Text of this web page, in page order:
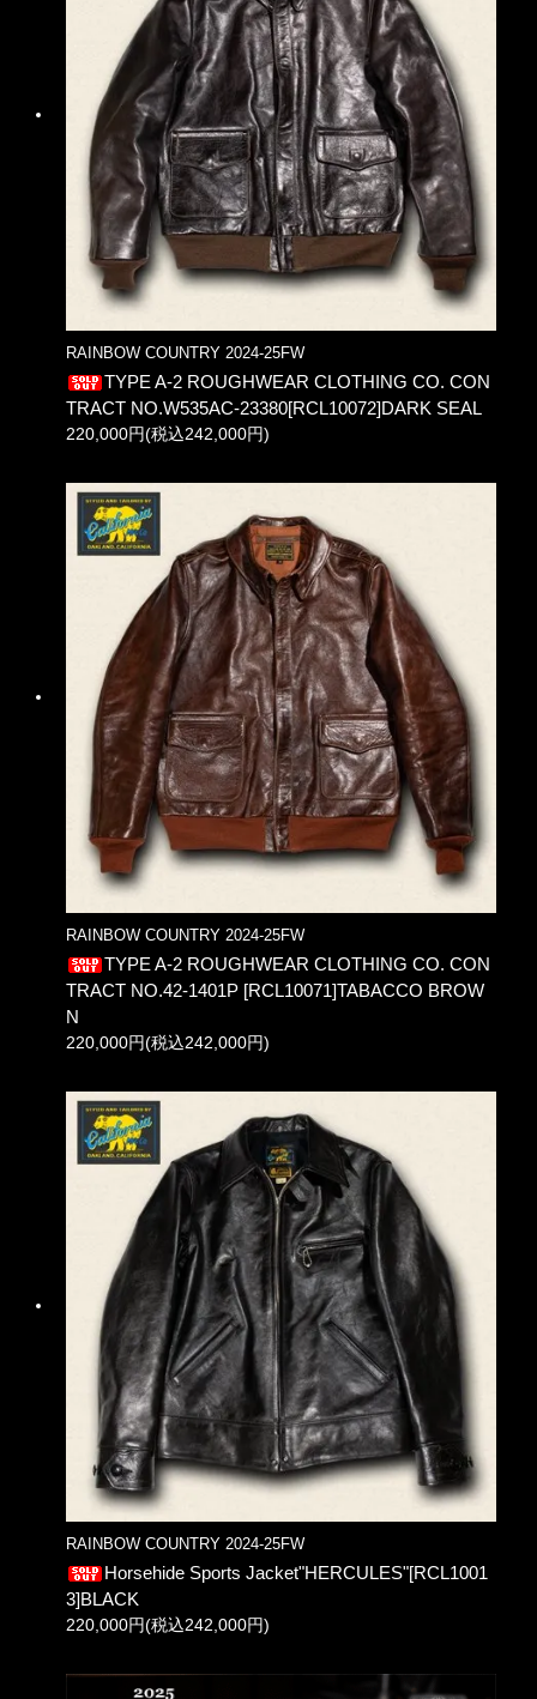
RAINBOW COUNTRY 2024-25FW
TYPE A-2 ROUGHWEAR CLOTHING CO. CON
TRACT NO.W535AC-23380[RCL10072]DARK SEAL
220,000円(税込242,000円)
RAINBOW COUNTRY 2024-25FW
TYPE A-2 ROUGHWEAR CLOTHING CO. CON
TRACT NO.42-1401P [RCL10071]TABACCO BROW
N
220,000円(税込242,000円)
RAINBOW COUNTRY 2024-25FW
Horsehide Sports Jacket"HERCULES"[RCL1001
3]BLACK
220,000円(税込242,000円)